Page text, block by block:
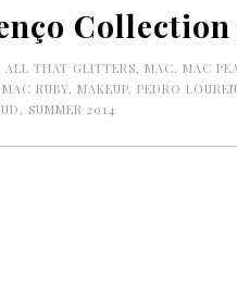
Collection
ALL THAT GLITTERS, MAC, MAC
MAC RUBY, MAKEUP, PEDRO
, SUMMER 2014